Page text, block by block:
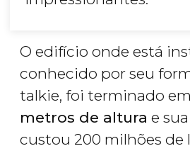
O edifício onde está
conhecido por seu
talkie, foi terminado
metros de altura e
custou 200 milhões de